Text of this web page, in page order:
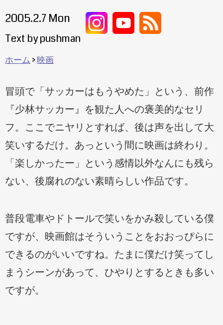
冒頭で「サッカーはもうやめた」という、前作
『少林サッカー』を観た人への褒美的なセリ
フ。ここでニヤリとすれば、後は声を出して大
笑いするだけ。あっという間に映画は終わり。
「楽しかったー」という感情以外なんにも残ら
ない、後腐れのない素晴らしい作品です。
普段電車やドトールで笑いをかみ殺している僕
ですが、映画館はそういうことをおおっぴらに
できるのがいいですね。たまに僕だけ笑ってし
まうシーンがあって、ひやりとするときも多い
ですが。
2005.2.7 Mon
Text by pushman
ホーム 映画